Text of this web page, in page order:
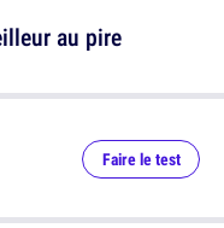
au pire
Faire le test